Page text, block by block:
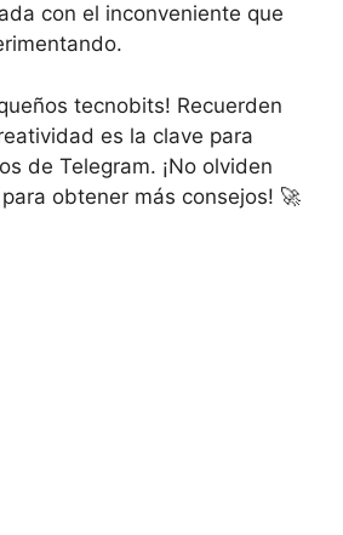
con el inconveniente que
tecnobits! Recuerden
es la clave para
de Telegram. ¡No olviden
obtener más consejos! 🚀